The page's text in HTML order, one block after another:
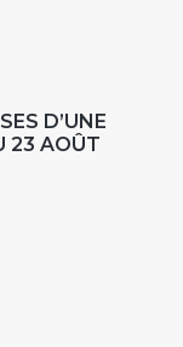
D’UNE
23 AOÛT